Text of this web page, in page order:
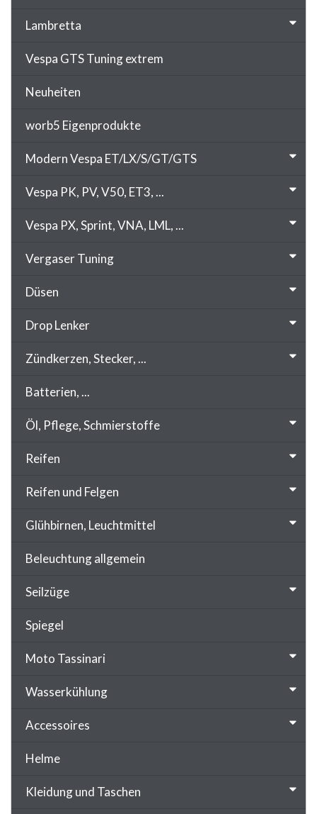
Lambretta
Vespa GTS Tuning extrem
Neuheiten
worb5 Eigenprodukte
Modern Vespa ET/LX/S/GT/GTS
Vespa PK, PV, V50, ET3, ...
Vespa PX, Sprint, VNA, LML, ...
Vergaser Tuning
Düsen
Drop Lenker
Zündkerzen, Stecker, ...
Batterien, ...
Öl, Pflege, Schmierstoffe
Reifen
Reifen und Felgen
Glühbirnen, Leuchtmittel
Beleuchtung allgemein
Seilzüge
Spiegel
Moto Tassinari
Wasserkühlung
Accessoires
Helme
Kleidung und Taschen